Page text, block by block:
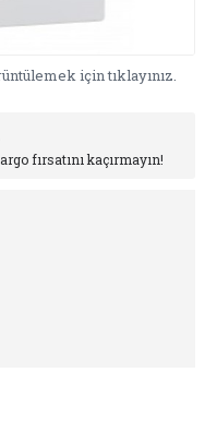
için tıklayınız.
fırsatını kaçırmayın!